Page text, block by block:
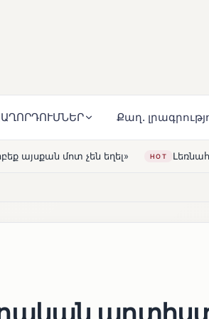
Քաղ.
HOT Լեռնահովիտի Սուրբ